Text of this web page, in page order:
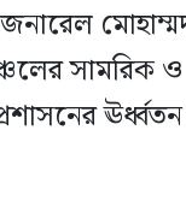
সামরিক